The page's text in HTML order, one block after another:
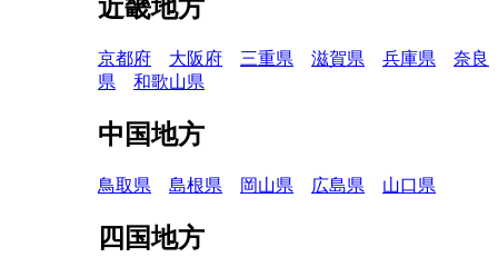
近畿地方
京都府 大阪府 三重県 滋賀県 兵庫県
奈良
県
和歌山県
中国地方
鳥取県 島根県 岡山県 広島県 山口県
四国地方